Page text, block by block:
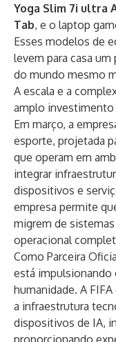
Yoga Slim 7i ultra
Tab, e o laptop
Esses modelos de
levem para casa
do mundo mesmo
A escala e a
amplo
Em março, a
esporte, projetada
que operam em
integrar
dispositivos e
empresa permite
migrem de
operacional
Como Parceira
está impulsionando
humanidade. A
a infraestrutura
dispositivos de IA,
proporcionando